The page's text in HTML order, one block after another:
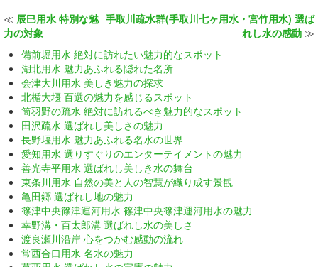
≪ 辰巳用水 特別な魅
力の対象
手取川疏水群(手取川七ヶ用水・宮竹用水) 選ば
れし水の感動 ≫
備前堀用水 絶対に訪れたい魅力的なスポット
湖北用水 魅力あふれる隠れた名所
会津大川用水 美しき魅力の探求
北楯大堰 百選の魅力を感じるスポット
筒羽野の疏水 絶対に訪れるべき魅力的なスポット
田沢疏水 選ばれし美しさの魅力
長野堰用水 魅力あふれる名水の世界
愛知用水 選りすぐりのエンターテイメントの魅力
善光寺平用水 選ばれし美しき水の舞台
東条川用水 自然の美と人の智慧が織り成す景観
亀田郷 選ばれし地の魅力
篠津中央篠津運河用水 篠津中央篠津運河用水の魅力
幸野溝・百太郎溝 選ばれし水の美しさ
渡良瀬川沿岸 心をつかむ感動の流れ
常西合口用水 名水の魅力